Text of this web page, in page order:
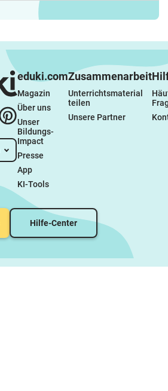
Hörverstehen
eduki.com
Magazin
Über uns
Unser
Bildungs-
Impact
Presse
App
KI-Tools
Zusammenarbeit
Unterrichtsmaterial
teilen
Unsere Partner
Hilfe-Center